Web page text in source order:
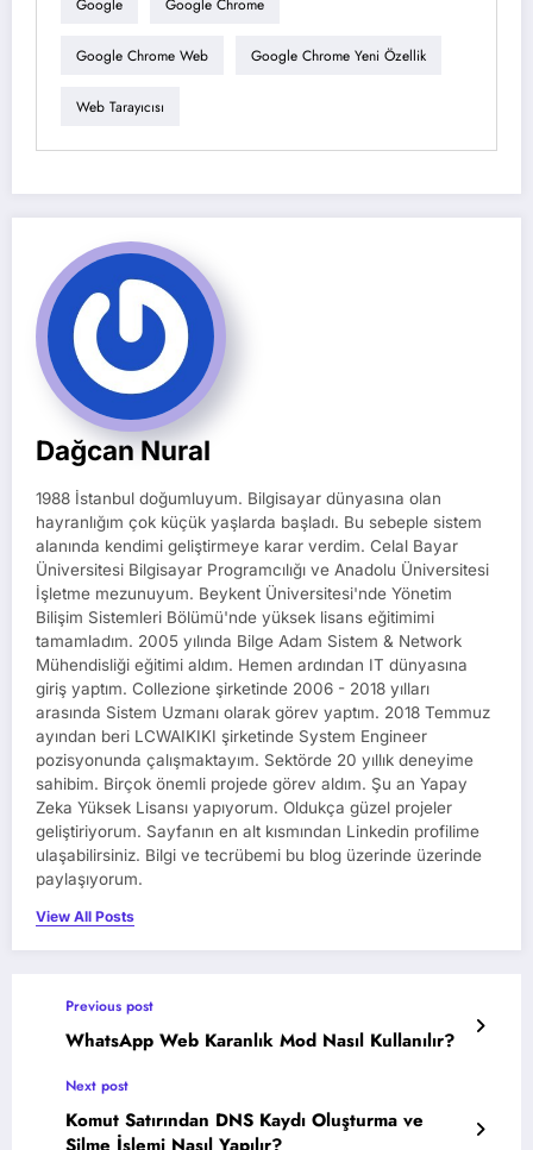
Google Chrome Web Google Chrome Yeni Özellik
Web Tarayıcısı
Dağcan Nural
1988 İstanbul doğumluyum. Bilgisayar dünyasına olan
hayranlığım çok küçük yaşlarda başladı. Bu sebeple sistem
alanında kendimi geliştirmeye karar verdim. Celal Bayar
Üniversitesi Bilgisayar Programcılığı ve Anadolu Üniversitesi
İşletme mezunuyum. Beykent Üniversitesi'nde Yönetim
Bilişim Sistemleri Bölümü'nde yüksek lisans eğitimimi
tamamladım. 2005 yılında Bilge Adam Sistem & Network
Mühendisliği eğitimi aldım. Hemen ardından IT dünyasına
giriş yaptım. Collezione şirketinde 2006 - 2018 yılları
arasında Sistem Uzmanı olarak görev yaptım. 2018 Temmuz
ayından beri LCWAIKIKI şirketinde System Engineer
pozisyonunda çalışmaktayım. Sektörde 20 yıllık deneyime
sahibim. Birçok önemli projede görev aldım. Şu an Yapay
Zeka Yüksek Lisansı yapıyorum. Oldukça güzel projeler
geliştiriyorum. Sayfanın en alt kısmından Linkedin profilime
ulaşabilirsiniz. Bilgi ve tecrübemi bu blog üzerinde üzerinde
paylaşıyorum.
View All Posts
Previous post
WhatsApp Web Karanlık Mod Nasıl Kullanılır?
Next post
Komut Satırından DNS Kaydı Oluşturma ve